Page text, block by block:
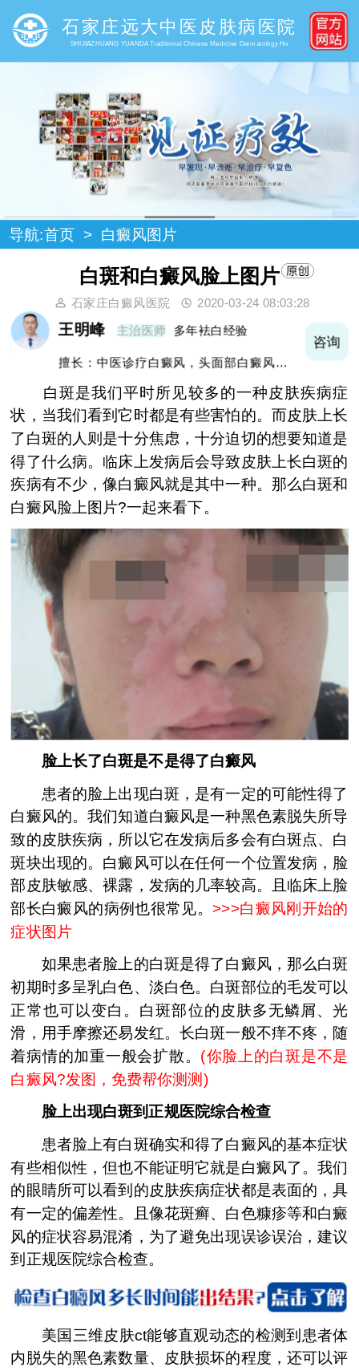
石家庄远大中医皮肤病医院
SHIJIAZHUANG YUANDA Traditional Chinese Medicine Dermatology Ho
导航:首页 > 白癜风图片
白斑和白癜风脸上图片
石家庄白癜风医院 2020-03-24 08:03:28
王明峰 主治医师 多年袪白经验
擅长：中医诊疗白癜风，头面部白癜风，青
咨询
白斑是我们平时所见较多的一种皮肤疾病症
状，当我们看到它时都是有些害怕的。而皮肤上长
了白斑的人则是十分焦虑，十分迫切的想要知道是
得了什么病。临床上发病后会导致皮肤上长白斑的
疾病有不少，像白癜风就是其中一种。那么白斑和
白癜风脸上图片?一起来看下。
脸上长了白斑是不是得了白癜风
患者的脸上出现白斑，是有一定的可能性得了
白癜风的。我们知道白癜风是一种黑色素脱失所导
致的皮肤疾病，所以它在发病后多会有白斑点、白
斑块出现的。白癜风可以在任何一个位置发病，脸
部皮肤敏感、裸露，发病的几率较高。且临床上脸
部长白癜风的病例也很常见。 >>>白癜风刚开始的
症状图片
如果患者脸上的白斑是得了白癜风，那么白斑
初期时多呈乳白色、淡白色。白斑部位的毛发可以
正常也可以变白。白斑部位的皮肤多无鳞屑、光
滑，用手摩擦还易发红。长白斑一般不痒不疼，随
着病情的加重一般会扩散。 (你脸上的白斑是不是
白癜风?发图，免费帮你测测 )
脸上出现白斑到正规医院综合检查
患者脸上有白斑确实和得了白癜风的基本症状
有些相似性，但也不能证明它就是白癜风了。我们
的眼睛所可以看到的皮肤疾病症状都是表面的，具
有一定的偏差性。且像花斑癣、白色糠疹等和白癜
风的症状容易混淆，为了避免出现误诊误治，建议
到正规医院综合检查。
美国三维皮肤ct能够直观动态的检测到患者体
内脱失的黑色素数量、皮肤损坏的程度，还可以评